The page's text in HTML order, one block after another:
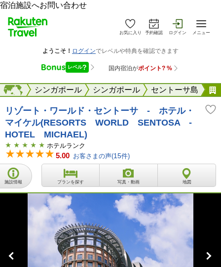
宿泊施設へお問い合わせ
お気に入り 予約確認 ログイン メニュー
ジア シンガポール シンガポール セントーサ島
海外
リゾート・ワールド・セントーサ - ホテル・
マイケル(RESORTS WORLD SENTOSA -
HOTEL MICHAEL)
ホテルランク
5.00 お客さまの声(15件)
施設情報 プランを探す 写真・動画 地図